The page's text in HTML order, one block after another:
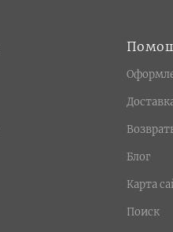
Блог
Карта
Поиск